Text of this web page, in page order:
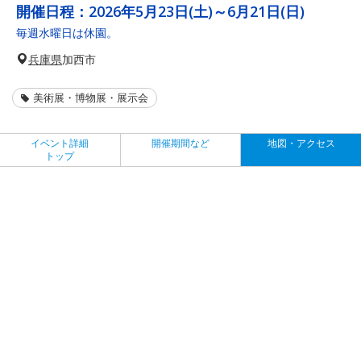
開催日程： 2026年5月23日(土)～6月21日(日)
毎週水曜日は休園。
兵庫県加西市
美術展・博物展・展示会
イベント詳細
トップ
開催期間など 地図・アクセス